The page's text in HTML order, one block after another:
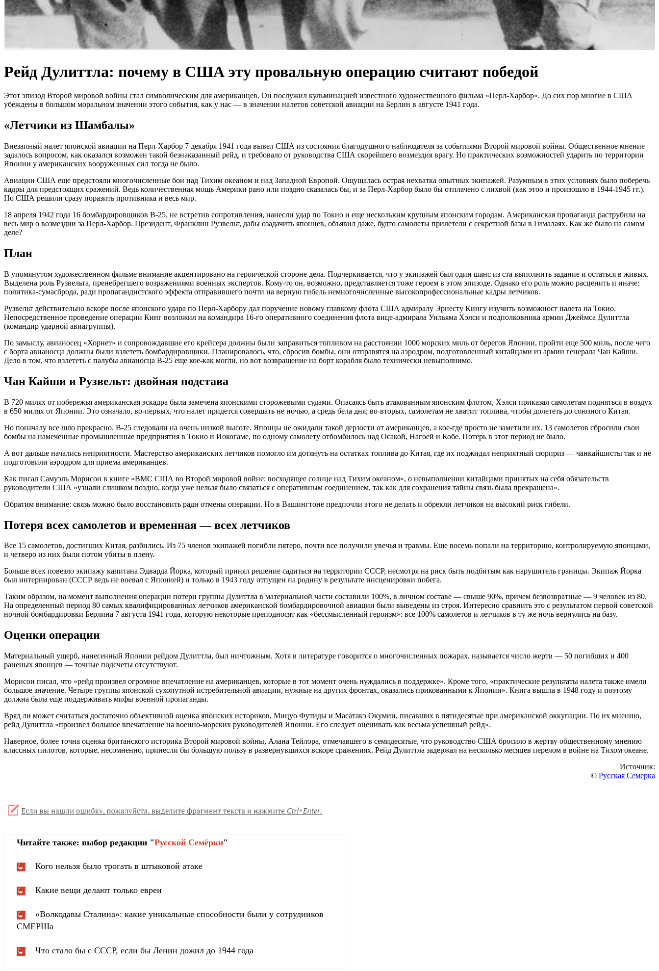
Рейд Дулиттла: почему в США эту провальную операцию считают победой
Этот эпизод Второй мировой войны стал символическим для американцев. Он послужил кульминацией известного художественного фильма «Перл-Харбор». До сих пор многие в США
убеждены в большом моральном значении этого события, как у нас — в значении налетов советской авиации на Берлин в августе 1941 года.
«Летчики из Шамбалы»
Внезапный налет японской авиации на Перл-Харбор 7 декабря 1941 года вывел США из состояния благодушного наблюдателя за событиями Второй мировой войны. Общественное мнение
задалось вопросом, как оказался возможен такой безнаказанный рейд, и требовало от руководства США скорейшего возмездия врагу. Но практических возможностей ударить по территории
Японии у американских вооруженных сил тогда не было.
Авиации США еще предстояли многочисленные бои над Тихим океаном и над Западной Европой. Ощущалась острая нехватка опытных экипажей. Разумным в этих условиях было поберечь
кадры для предстоящих сражений. Ведь количественная мощь Америки рано или поздно сказалась бы, и за Перл-Харбор было бы отплачено с лихвой (как этоо и произошло в 1944-1945 гг.).
Но США решили сразу поразить противника и весь мир.
18 апреля 1942 года 16 бомбардировщиков В-25, не встретив сопротивления, нанесли удар по Токио и еще нескольким крупным японским городам. Американская пропаганда раструбила на
весь мир о возмездии за Перл-Харбор. Президент, Франклин Рузвельт, дабы озадачить японцев, объявил даже, будто самолеты прилетели с секретной базы в Гималаях. Как же было на самом
деле?
План
В упомянутом художественном фильме внимание акцентировано на героической стороне дела. Подчеркивается, что у экипажей был один шанс из ста выполнить задание и остаться в живых.
Выделена роль Рузвельта, пренебрегшего возражениями военных экспертов. Кому-то он, возможно, представляется тоже героем в этом эпизоде. Однако его роль можно расценить и иначе:
политика-сумасброда, ради пропагандистского эффекта отправившего почти на верную гибель немногочисленные высокопрофессиональные кадры летчиков.
Рузвельт действительно вскоре после японского удара по Перл-Харбору дал поручение новому главкому флота США адмиралу Эрнесту Кингу изучить возможност налета на Токио.
Непосредственное проведение операции Кинг возложил на командира 16-го оперативного соединения флота вице-адмирала Уильяма Хэлси и подполковника армии Джеймса Дулиттла
(командир ударной авиагруппы).
По замыслу, авианосец «Хорнет» и сопровождавшие его крейсера должны были заправиться топливом на расстоянии 1000 морских миль от берегов Японии, пройти еще 500 миль, после чего
с борта авианосца должны были взлететь бомбардировщики. Планировалось, что, сбросив бомбы, они отправятся на аэродром, подготовленный китайцами из армии генерала Чан Кайши.
Дело в том, что взлететь с палубы авианосца В-25 еще кое-как могли, но вот возвращение на борт корабля было технически невыполнимо.
Чан Кайши и Рузвельт: двойная подстава
В 720 милях от побережья американская эскадра была замечена японскими сторожевыми судами. Опасаясь быть атакованным японским флотом, Хэлси приказал самолетам подняться в воздух
в 650 милях от Японии. Это означало, во-первых, что налет придется совершать не ночью, а средь бела дня; во-вторых, самолетам не хватит топлива, чтобы долететь до союзного Китая.
Но поначалу все шло прекрасно. В-25 следовали на очень низкой высоте. Японцы не ожидали такой дерзости от американцев, а кое-где просто не заметили их. 13 самолетов сбросили свои
бомбы на намеченные промышленные предприятия в Токио и Иокогаме, по одному самолету отбомбилось над Осакой, Нагоей и Кобе. Потерь в этот период не было.
А вот дальше начались неприятности. Мастерство американских летчиков помогло им дотянуть на остатках топлива до Китая, где их поджидал неприятный сюрприз — чанкайшисты так и не
подготовили аэродром для приема американцев.
Как писал Самуэль Морисон в книге «ВМС США во Второй мировой войне: восходящее солнце над Тихим океаном», о невыполнении китайцами принятых на себя обязательств
руководители США «узнали слишком поздно, когда уже нельзя было связаться с оперативным соединением, так как для сохранения тайны связь была прекращена».
Обратим внимание: связь можно было восстановить ради отмены операции. Но в Вашингтоне предпочли этого не делать и обрекли летчиков на высокий риск гибели.
Потеря всех самолетов и временная — всех летчиков
Все 15 самолетов, достигших Китая, разбились. Из 75 членов экипажей погибли пятеро, почти все получили увечья и травмы. Еще восемь попали на территорию, контролируемую японцами,
и четверо из них были потом убиты в плену.
Больше всех повезло экипажу капитана Эдварда Йорка, который принял решение садиться на территории СССР, несмотря на риск быть подбитым как нарушитель границы. Экипаж Йорка
был интернирован (СССР ведь не воевал с Японией) и только в 1943 году отпущен на родину в результате инсценировки побега.
Таким образом, на момент выполнения операции потери группы Дулиттла в материальной части составили 100%, в личном составе — свыше 90%, причем безвозвратные — 9 человек из 80.
На определенный период 80 самых квалифицированных летчиков американской бомбардировочной авиации были выведены из строя. Интересно сравнить это с результатом первой советской
ночной бомбардировки Берлина 7 августа 1941 года, которую некоторые преподносят как «бессмысленный героизм»: все 100% самолетов и летчиков в ту же ночь вернулись на базу.
Оценки операции
Материальный ущерб, нанесенный Японии рейдом Дулиттла, был ничтожным. Хотя в литературе говорится о многочисленных пожарах, называется число жертв — 50 погибших и 400
раненых японцев — точные подсчеты отсутствуют.
Морисон писал, что «рейд произвел огромное впечатление на американцев, которые в тот момент очень нуждались в поддержке». Кроме того, «практические результаты налета также имели
большое значение. Четыре группы японской сухопутной истребительной авиации, нужные на других фронтах, оказались прикованными к Японии». Книга вышла в 1948 году и поэтому
должна была еще поддерживать мифы военной пропаганды.
Вряд ли может считаться достаточно объективной оценка японских историков, Мицуо Футиды и Масатакэ Окумии, писавших в пятидесятые при американской оккупации. По их мнению,
рейд Дулиттла «произвел большое впечатление на военно-морских руководителей Японии. Его следует оценивать как весьма успешный рейд».
Наверное, более точна оценка британского историка Второй мировой войны, Алана Тейлора, отмечавшего в семидесятые, что руководство США бросило в жертву общественному мнению
классных пилотов, которые, несомненно, принесли бы большую пользу в развернувшихся вскоре сражениях. Рейд Дулиттла задержал на несколько месяцев перелом в войне на Тихом океане.
Источник:
© Русская Семерка
Читайте также: выбор редакции "Русской Cемёрки"
Кого нельзя было трогать в штыковой атаке
Какие вещи делают только евреи
«Волкодавы Сталина»: какие уникальные способности были у сотрудников
СМЕРШа
Что стало бы с СССР, если бы Ленин дожил до 1944 года